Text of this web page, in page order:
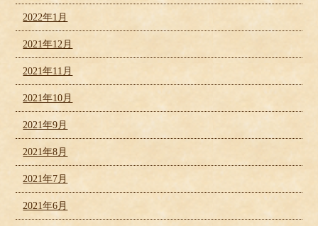
2022年1月
2021年12月
2021年11月
2021年10月
2021年9月
2021年8月
2021年7月
2021年6月